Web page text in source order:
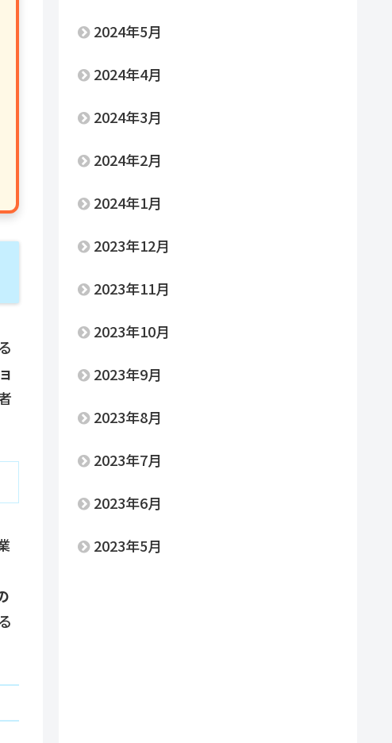
2024年5月
2024年4月
2024年3月
2024年2月
2024年1月
2023年12月
2023年11月
2023年10月
2023年9月
2023年8月
2023年7月
2023年6月
2023年5月